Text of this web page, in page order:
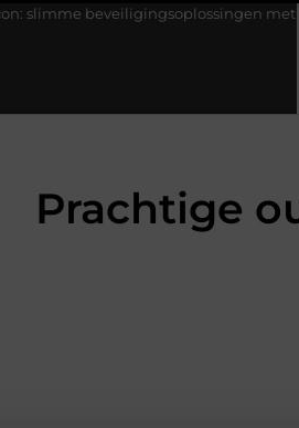
met kennis uit de
Prachtige